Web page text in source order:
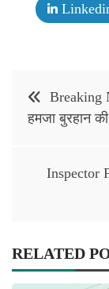
Post
navigation
Breaking
हमजा बुरहान
Inspector
RELATED